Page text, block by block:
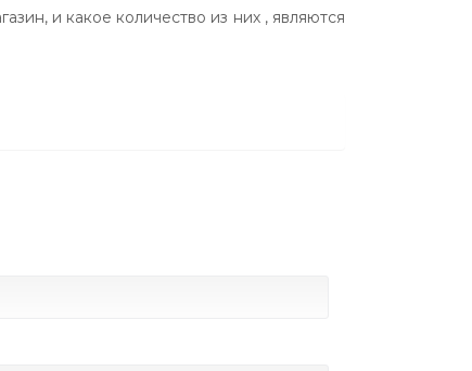
и какое количество из них , являются